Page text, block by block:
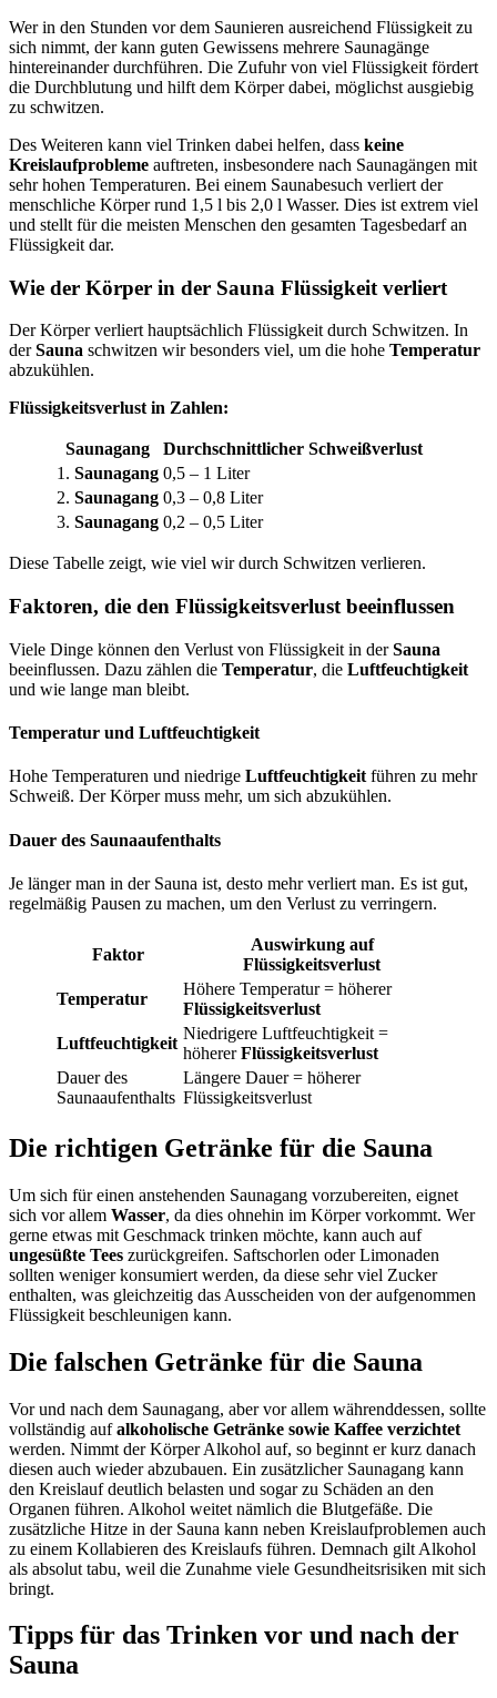
Wer in den Stunden vor dem Saunieren ausreichend Flüssigkeit zu
sich nimmt, der kann guten Gewissens mehrere Saunagänge
hintereinander durchführen. Die Zufuhr von viel Flüssigkeit fördert
die Durchblutung und hilft dem Körper dabei, möglichst ausgiebig
zu schwitzen.
Des Weiteren kann viel Trinken dabei helfen, dass keine
Kreislaufprobleme auftreten, insbesondere nach Saunagängen mit
sehr hohen Temperaturen. Bei einem Saunabesuch verliert der
menschliche Körper rund 1,5 l bis 2,0 l Wasser. Dies ist extrem viel
und stellt für die meisten Menschen den gesamten Tagesbedarf an
Flüssigkeit dar.
Wie der Körper in der Sauna Flüssigkeit verliert
Der Körper verliert hauptsächlich Flüssigkeit durch Schwitzen. In
derSauna schwitzen wir besonders viel, um die hohe Temperatur
abzukühlen.
Flüssigkeitsverlust in Zahlen:
Saunagang
Durchschnittlicher Schweißverlust
1. Saunagang 0,5 – 1 Liter
2. Saunagang 0,3 – 0,8 Liter
3. Saunagang 0,2 – 0,5 Liter
Diese Tabelle zeigt, wie viel wir durch Schwitzen verlieren.
Faktoren, die den Flüssigkeitsverlust beeinflussen
Viele Dinge können den Verlust von Flüssigkeit in derSauna
beeinflussen. Dazu zählen die Temperatur, die Luftfeuchtigkeit
und wie lange man bleibt.
Temperatur und Luftfeuchtigkeit
Hohe Temperaturen und niedrige Luftfeuchtigkeitführen zu mehr
Schweiß. Der Körper muss mehr, um sich abzukühlen.
Dauer des Saunaaufenthalts
Je länger man in der Sauna ist, desto mehr verliert man. Es ist gut,
regelmäßig Pausen zu machen, um den Verlust zu verringern.
Faktor
Auswirkung auf
Flüssigkeitsverlust
Temperatur
Höhere Temperatur = höherer
Flüssigkeitsverlust
Luftfeuchtigkeit
Niedrigere Luftfeuchtigkeit =
höhererFlüssigkeitsverlust
Dauer des
Saunaaufenthalts
Längere Dauer = höherer
Flüssigkeitsverlust
Die richtigen Getränke für die Sauna
Um sich für einen anstehenden Saunagang vorzubereiten, eignet
sich vor allem Wasser, da dies ohnehin im Körper vorkommt. Wer
gerne etwas mit Geschmack trinken möchte, kann auch auf
ungesüßte Tees zurückgreifen. Saftschorlen oder Limonaden
sollten weniger konsumiert werden, da diese sehr viel Zucker
enthalten, was gleichzeitig das Ausscheiden von der aufgenommen
Flüssigkeit beschleunigen kann.
Die falschen Getränke für die Sauna
Vor und nach dem Saunagang, aber vor allem währenddessen, sollte
vollständig aufalkoholische Getränke sowie Kaffee verzichtet
werden. Nimmt der Körper Alkohol auf, so beginnt er kurz danach
diesen auch wieder abzubauen. Ein zusätzlicher Saunagang kann
den Kreislauf deutlich belasten und sogar zu Schäden an den
Organen führen. Alkohol weitet nämlich die Blutgefäße. Die
zusätzliche Hitze in der Sauna kann neben Kreislaufproblemen auch
zu einem Kollabieren des Kreislaufs führen. Demnach gilt Alkohol
als absolut tabu, weil die Zunahme viele Gesundheitsrisiken mit sich
bringt.
Tipps für das Trinken vor und nach der
Sauna